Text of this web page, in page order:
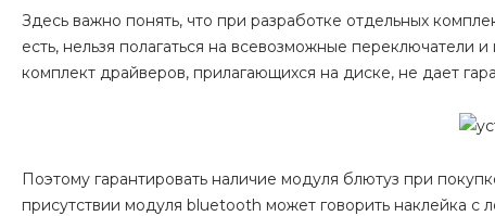
Здесь важно понять, что при разработке отдельных
есть, нельзя полагаться на всевозможные
комплект драйверов, прилагающихся на диске, не дает
Поэтому гарантировать наличие модуля блютуз при
присутствии модуля bluetooth может говорить наклейка с